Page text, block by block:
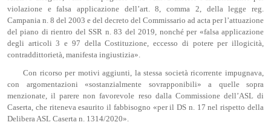
violazione e falsa applicazione dell’art. 8, comma 2, della legge reg.
Campania n. 8 del 2003 e del decreto del Commissario ad acta per l’attuazione
del piano di rientro del SSR n. 83 del 2019, nonché per «falsa applicazione
degli articoli 3 e 97 della Costituzione, eccesso di potere per illogicità,
contraddittorietà, manifesta ingiustizia».
Con ricorso per motivi aggiunti, la stessa società ricorrente impugnava,
con argomentazioni «sostanzialmente sovrapponibili» a quelle sopra
menzionate, il parere non favorevole reso dalla Commissione dell’ASL di
Caserta, che riteneva esaurito il fabbisogno «per il DS n. 17 nel rispetto della
Delibera ASL Caserta n. 1314/2020».